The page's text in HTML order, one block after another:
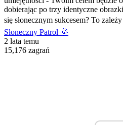
dobierając po trzy identyczne
się słonecznym sukcesem? To
Słoneczny Patrol 🌞
2 lata temu
15,176 zagrań